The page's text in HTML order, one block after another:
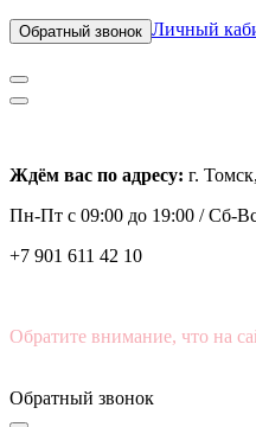
Обратный звонок Личный
Ждём вас по адресу: г.
Пн-Пт с 09:00 до 19:00 /Сб-
+7 901 611 42 10
Обратите внимание, что на
Обратный звонок